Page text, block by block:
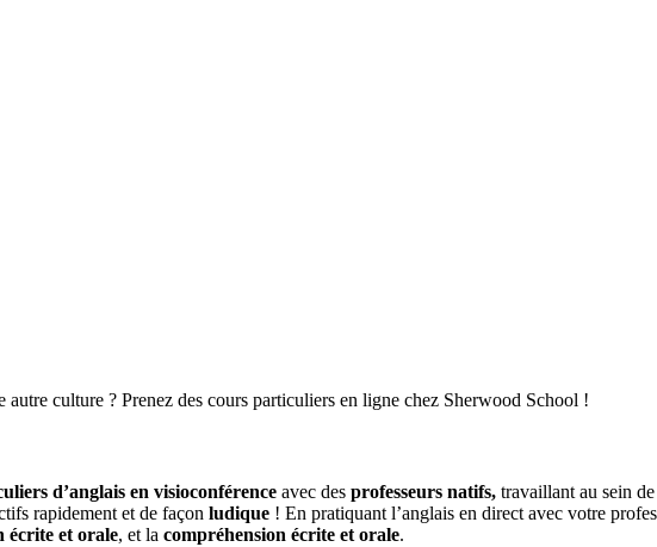
culture ? Prenez des cours particuliers en ligne chez Sherwood School !
d’anglais en visioconférence avec des professeurs natifs, travaillant au sein
rapidement et de façon ludique ! En pratiquant l’anglais en direct avec votre
écrite et orale, et la compréhension écrite et orale.